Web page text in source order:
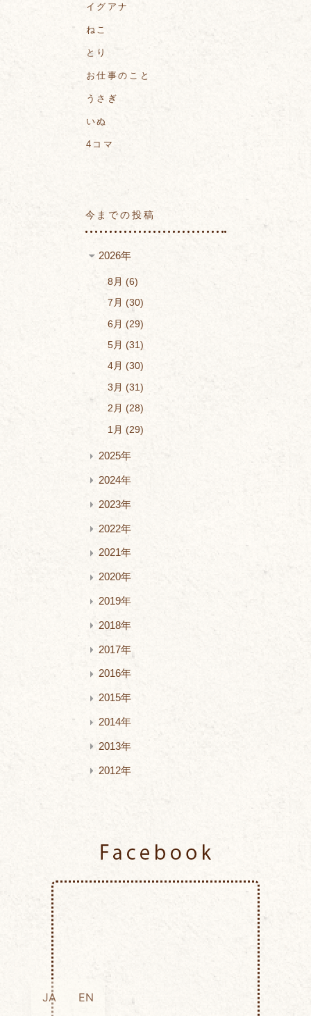
イグアナ
ねこ
とり
お仕事のこと
うさぎ
いぬ
4コマ
今までの投稿
2026年
8月
6
7月
30
6月
29
5月
31
4月
30
3月
31
2月
28
1月
29
2025年
2024年
2023年
2022年
2021年
2020年
2019年
2018年
2017年
2016年
2015年
2014年
2013年
2012年
JA EN